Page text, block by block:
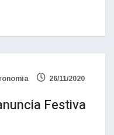
26/11/2020
Festiva